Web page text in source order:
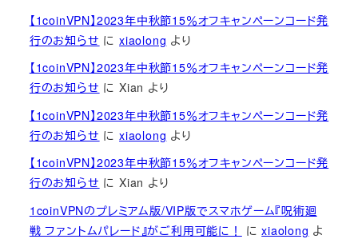
【1coinVPN】2023年中秋節15％オフキャンペーンコード発
行のお知らせ にxiaolong より
【1coinVPN】2023年中秋節15％オフキャンペーンコード発
行のお知らせ にXian より
【1coinVPN】2023年中秋節15％オフキャンペーンコード発
行のお知らせ にxiaolong より
【1coinVPN】2023年中秋節15％オフキャンペーンコード発
行のお知らせ にXian より
1coinVPNのプレミアム版/VIP版でスマホゲーム『呪術廻
戦 ファントムパレード』がご利用可能に！
にxiaolong よ